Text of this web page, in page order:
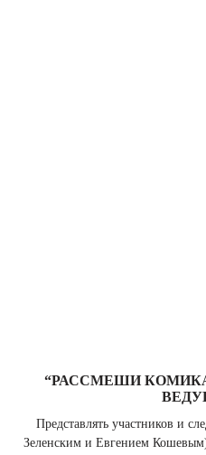
“РАССМЕШИ
Представлять участников и
Зеленским и Евгением